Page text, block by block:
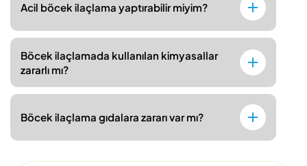
Acil böcek ilaçlama yaptırabilir miyim?
Böcek ilaçlamada kullanılan kimyasallar
zararlı mı?
Böcek ilaçlama gıdalara zararı var mı?